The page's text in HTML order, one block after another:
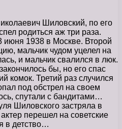
Шиловский, по его
родиться аж три раза.
1938 в Москве. Второй
мальчик чудом уцелел на
и мальчик свалился в люк.
бы, но его спас
комок. Третий раз случился
под обстрел на своем
спутали с бандитами…
Шиловского застряла в
перешел на советские
в детство…